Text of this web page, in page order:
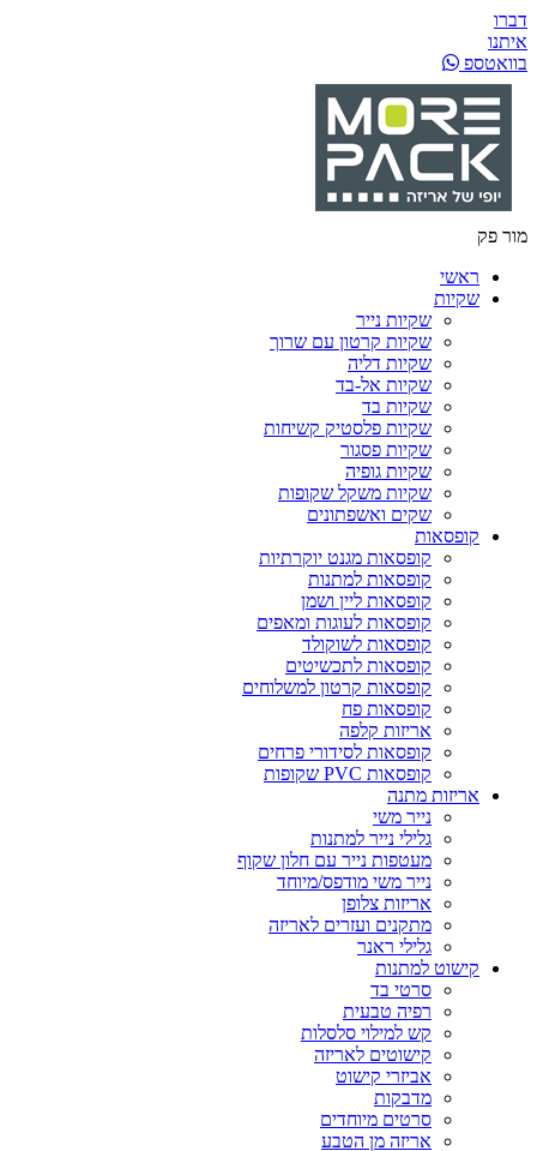
דברו
איתנו
בוואטספ
מור פק
ראשי
שקיות
שקיות נייר
שקיות קרטון עם שרוך
שקיות דליה
שקיות אל-בד
שקיות בד
שקיות פלסטיק קשיחות
שקיות פסגור
שקיות גופיה
שקיות משקל שקופות
שקים ואשפתונים
קופסאות
קופסאות מגנט יוקרתיות
קופסאות למתנות
קופסאות ליין ושמן
קופסאות לעוגות ומאפים
קופסאות לשוקולד
קופסאות לתכשיטים
קופסאות קרטון למשלוחים
קופסאות פח
אריזות קלפה
קופסאות לסידורי פרחים
קופסאות PVC שקופות
אריזות מתנה
נייר משי
גלילי נייר למתנות
מעטפות נייר עם חלון שקוף
נייר משי מודפס/מיוחד
אריזות צלופן
מתקנים ועזרים לאריזה
גלילי ראנר
קישוט למתנות
סרטי בד
רפיה טבעית
קש למילוי סלסלות
קישוטים לאריזה
אביזרי קישוט
מדבקות
סרטים מיוחדים
אריזה מן הטבע